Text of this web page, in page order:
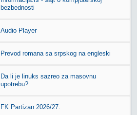
bezbednosti
Audio Player
Prevod romana sa srpskog na engleski
Da li je linuks sazreo za masovnu
upotrebu?
FK Partizan 2026/27.